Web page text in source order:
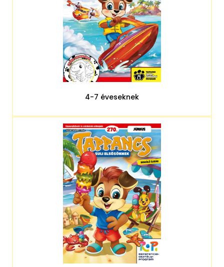
4-7 éveseknek